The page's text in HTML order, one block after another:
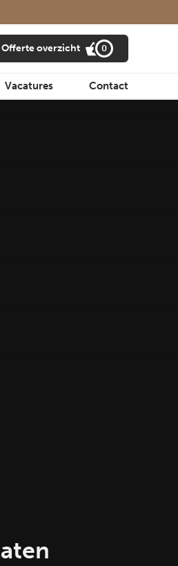
Offerte overzicht 0
Vacatures Contact